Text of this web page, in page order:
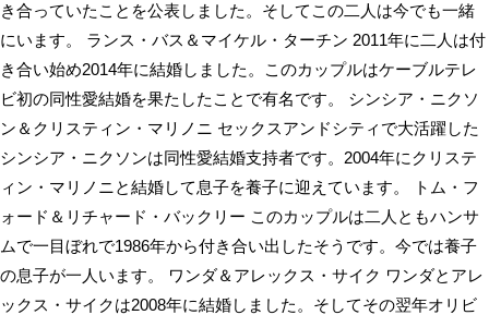
き合っていたことを公表しました。そしてこの二人は今でも一緒
にいます。 ランス・バス＆マイケル・ターチン 2011年に二人は付
き合い始め2014年に結婚しました。このカップルはケーブルテレ
ビ初の同性愛結婚を果たしたことで有名です。 シンシア・ニクソ
ン＆クリスティン・マリノニ セックスアンドシティで大活躍した
シンシア・ニクソンは同性愛結婚支持者です。2004年にクリステ
ィン・マリノニと結婚して息子を養子に迎えています。 トム・フ
ォード＆リチャード・バックリー このカップルは二人ともハンサ
ムで一目ぼれで1986年から付き合い出したそうです。今では養子
の息子が一人います。 ワンダ＆アレックス・サイク ワンダとアレ
ックス・サイクは2008年に結婚しました。そしてその翌年オリビ